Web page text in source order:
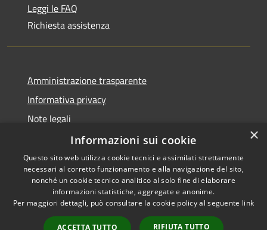
Leggi le FAQ
Richiesta assistenza
Amministrazione trasparente
Informativa privacy
Note legali
Dichiarazione di accessibilità
RSS
Accessibilità
Copyright © 2026 • Comune di
Olbia • Powered by
Municipium• Accesso
×
Informazioni sui cookie
Questo sito web utilizza cookie tecnici e assimilati strettamente
necessari al corretto funzionamento e alla navigazione del sito,
nonché un cookie tecnico analitico al solo fine di elaborare
informazioni statistiche, aggregate e anonime.
Per maggiori dettagli, può consultare la cookie policy al seguente link
ACCETTA TUTTO RIFIUTA TUTTO